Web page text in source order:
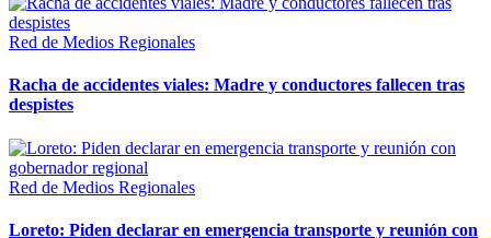
Red de Medios Regionales
Racha de accidentes viales: Madre y conductores fallecen tras
despistes
Red de Medios Regionales
Loreto: Piden declarar en emergencia transporte y reunión con